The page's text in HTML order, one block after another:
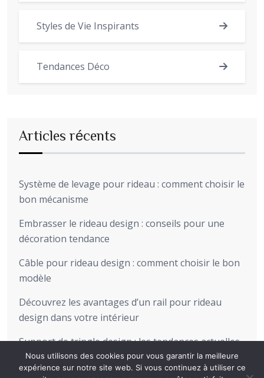
Styles de Vie Inspirants
Tendances Déco
Articles récents
Système de levage pour rideau : comment choisir le
bon mécanisme
Embrasser le rideau design : conseils pour une
décoration tendance
Câble pour rideau design : comment choisir le bon
modèle
Découvrez les avantages d’un rail pour rideau
design dans votre intérieur
Support de tringle design : les tendances actuelles
pour sublimer votre intérieur
Nous utilisons des cookies pour vous garantir la meilleure
expérience sur notre site web. Si vous continuez à utiliser ce